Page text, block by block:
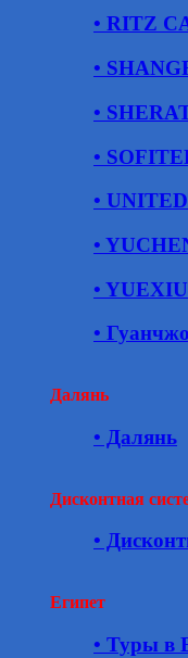
• RITZ
•
•
•
•
•
• YUEXIU
•
Далянь
• Далянь
Дисконтная
•
Египет
• Туры в